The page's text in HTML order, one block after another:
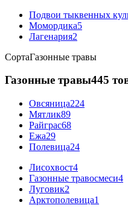
Подвои тыквенных
Момордика5
Лагенария2
СортаГазонные травы
Газонные травы445
Овсяница224
Мятлик89
Райграс68
Ежа29
Полевица24
Лисохвост4
Газонные травосмеси4
Луговик2
Арктополевица1